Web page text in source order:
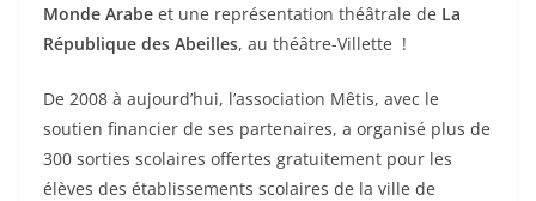
Monde Arabe et une représentation théâtrale de La
République des Abeilles, au théâtre-Villette !
De 2008 à aujourd’hui, l’association Mêtis, avec le
soutien financier de ses partenaires, a organisé plus de
300 sorties scolaires offertes gratuitement pour les
élèves des établissements scolaires de la ville de